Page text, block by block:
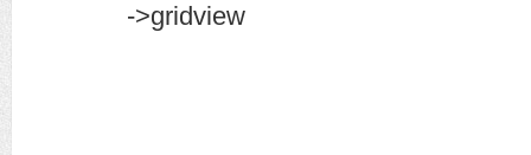
->gridview